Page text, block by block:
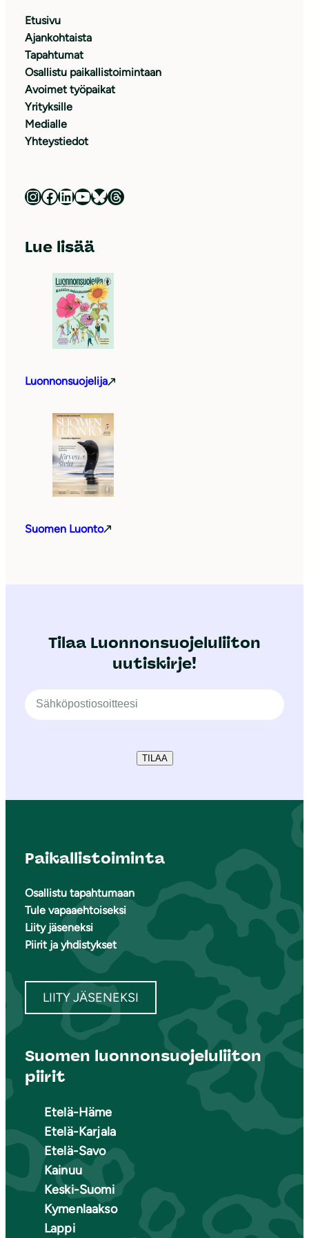
Etusivu
Ajankohtaista
Tapahtumat
Osallistu paikallistoimintaan
Avoimet työpaikat
Yrityksille
Medialle
Yhteystiedot
Luonnonsuojeluliitto Instagramissa Luonnonsuojeluliitto Facebookissa Luonnonsuojeluliitto LinkedInissä Luonnonsuojeluliiton YouTube-kanava Luonnonsuojeluliitto Blueskyssa Luonnonsuojeluliitto Threadsissa
Lue lisää
Luonnonsuojelija
Suomen Luonto
Tilaa Luonnonsuojeluliiton
uutiskirje!
TILAA
Paikallistoiminta
Osallistu tapahtumaan
Tule vapaaehtoiseksi
Liity jäseneksi
Piirit ja yhdistykset
LIITY JÄSENEKSI
Suomen luonnonsuojeluliiton
piirit
Etelä-Häme
Etelä-Karjala
Etelä-Savo
Kainuu
Keski-Suomi
Kymenlaakso
Lappi